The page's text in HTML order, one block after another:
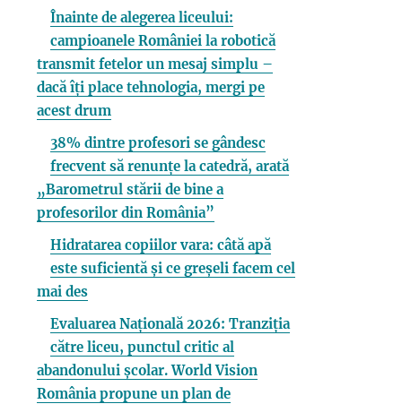
Înainte de alegerea liceului:
campioanele României la robotică
transmit fetelor un mesaj simplu –
dacă îți place tehnologia, mergi pe
acest drum
38% dintre profesori se gândesc
frecvent să renunțe la catedră, arată
„Barometrul stării de bine a
profesorilor din România”
Hidratarea copiilor vara: câtă apă
este suficientă și ce greșeli facem cel
mai des
Evaluarea Națională 2026: Tranziția
către liceu, punctul critic al
abandonului școlar. World Vision
România propune un plan de